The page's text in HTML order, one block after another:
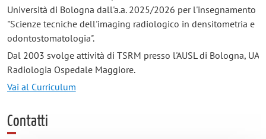
Università di Bologna dall'a.a. 2025/2026 per l'insegnamento
"Scienze tecniche dell'imaging radiologico in densitometria e
odontostomatologia".
Dal 2003 svolge attività di TSRM presso l'AUSL di Bologna, UA
Radiologia Ospedale Maggiore.
Vai al Curriculum
Contatti